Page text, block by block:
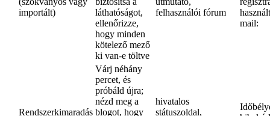
importált)
láthatóságot,
ellenőrizze,
hogy minden
kötelező mező
ki van-e töltve
felhasználói fórum
mail:
Rendszerkimaradás
Várj néhány
percet, és
próbáld újra;
nézd meg a
blogot, hogy
hivatalos
státuszoldal,